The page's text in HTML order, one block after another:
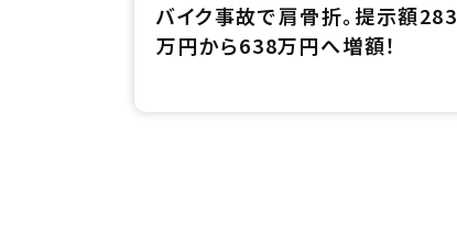
バイク事故で肩骨折。提示額283
万円から638万円へ増額！